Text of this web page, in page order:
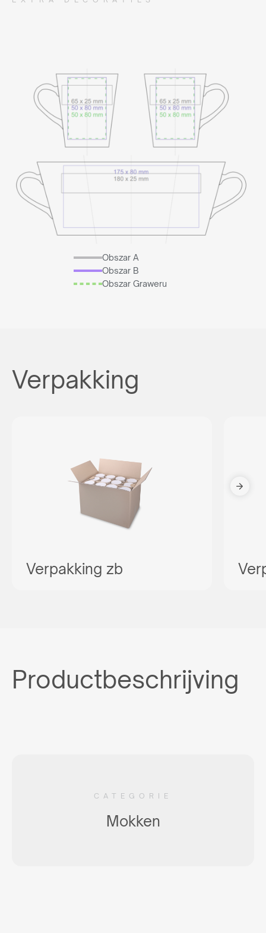
Obszar A
Obszar B
Obszar Graweru
Verpakking
Verpakking zb
Productbeschrijving
CATEGORIE
Mokken